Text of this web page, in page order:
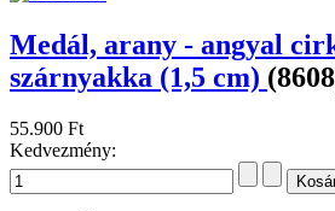
Medál, arany - angyal
szárnyakka (1,5 cm)
55.900 Ft
Kedvezmény: